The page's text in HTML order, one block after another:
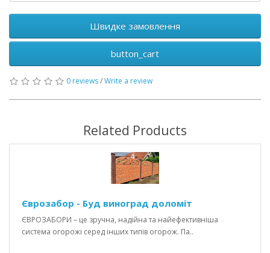
Швидке замовлення
button_cart
0 reviews/Write a review
Related Products
Єврозабор - Буд виноград доломіт
ЄВРОЗАБОРИ – це зручна, надійна та найефективніша
система огорожі серед інших типів огорож. Па..